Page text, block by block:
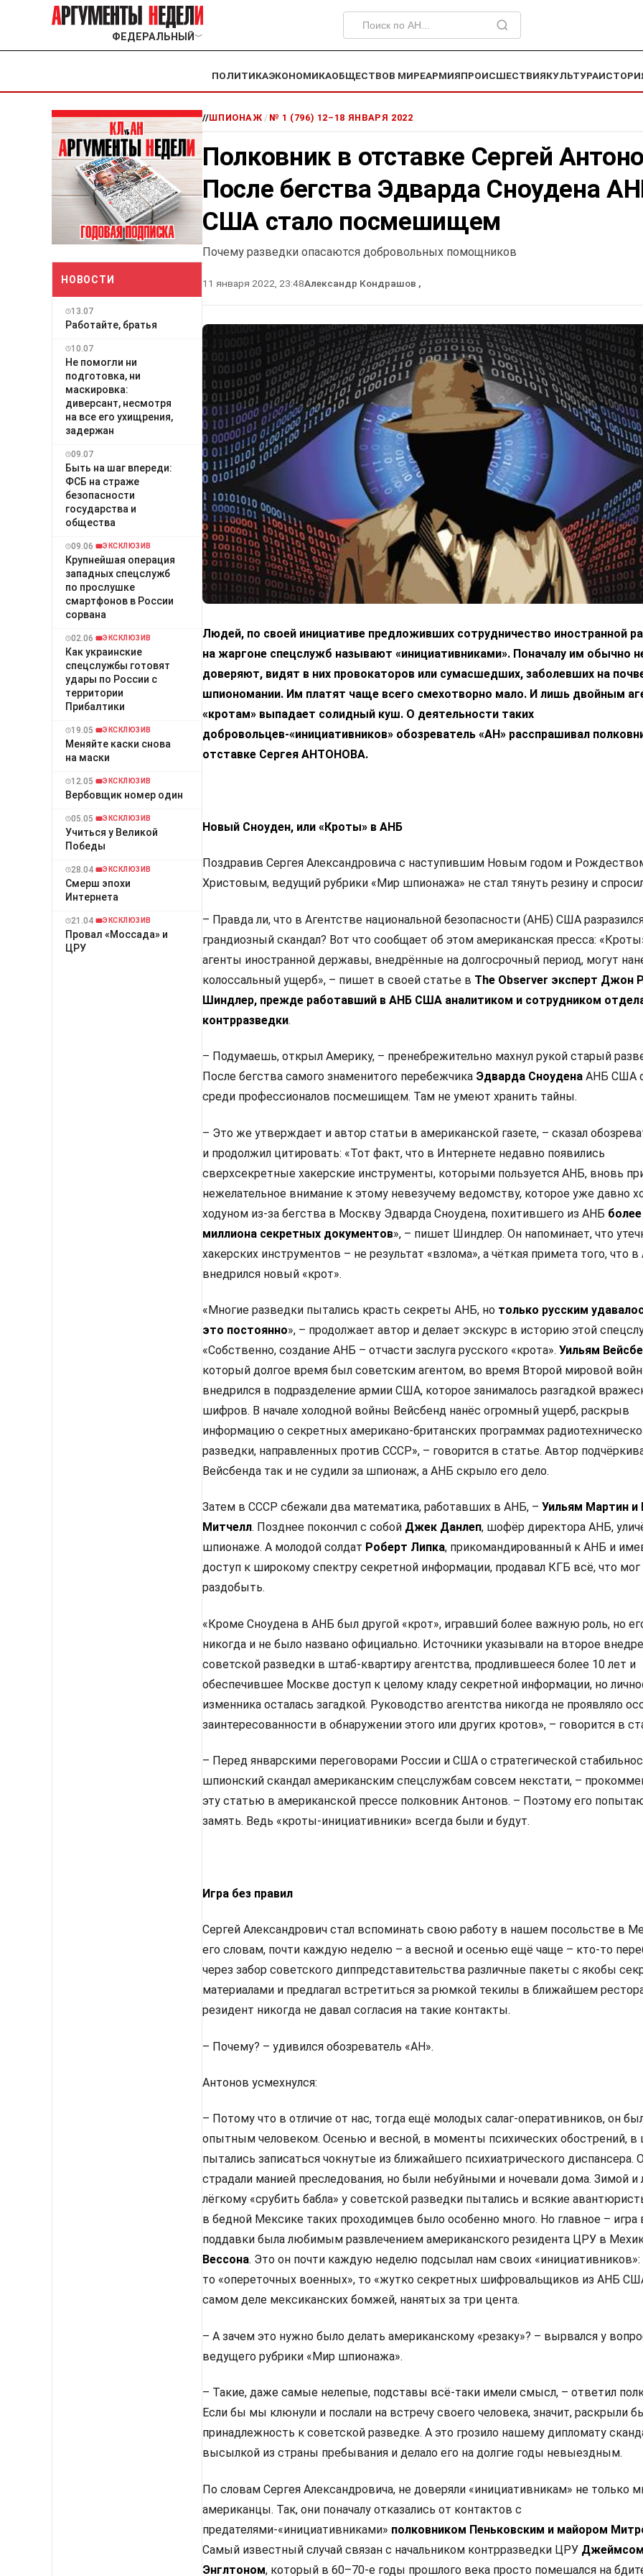
ФЕДЕРАЛЬНЫЙ ﹀
ПОЛИТИКАЭКОНОМИКАОБЩЕСТВОВ МИРЕАРМИЯПРОИСШЕСТВИЯКУЛЬТУРА
НОВОСТИ
13.07
Работайте, братья
10.07
Не помогли ни
подготовка, ни
маскировка:
диверсант, несмотря
на все его ухищрения,
задержан
09.07
Быть на шаг впереди:
ФСБ на страже
безопасности
государства и
общества
09.06 ЭКСКЛЮЗИВ
Крупнейшая операция
западных спецслужб
по прослушке
смартфонов в России
сорвана
02.06 ЭКСКЛЮЗИВ
Как украинские
спецслужбы готовят
удары по России с
территории
Прибалтики
19.05 ЭКСКЛЮЗИВ
Меняйте каски снова
на маски
12.05 ЭКСКЛЮЗИВ
Вербовщик номер один
05.05 ЭКСКЛЮЗИВ
Учиться у Великой
Победы
28.04 ЭКСКЛЮЗИВ
Смерш эпохи
Интернета
21.04 ЭКСКЛЮЗИВ
Провал «Моссада» и
ЦРУ
//ШПИОНАЖ / № 1 (796) 12–18 ЯНВАРЯ 2022
Полковник в отставке Сергей
После бегства Эдварда Сноудена
США стало посмешищем
Почему разведки опасаются добровольных помощников
11 января 2022, 23:48Александр Кондрашов ,
Людей, по своей инициативе предложивших сотрудничество иностранной
на жаргоне спецслужб называют «инициативниками». Поначалу им обычно
доверяют, видят в них провокаторов или сумасшедших, заболевших на
шпиономании. Им платят чаще всего смехотворно мало. И лишь двойным
«кротам» выпадает солидный куш. О деятельности таких
добровольцев-«инициативников» обозреватель «АН» расспрашивал
отставке Сергея АНТОНОВА.
Новый Сноуден, или «Кроты» в АНБ
Поздравив Сергея Александровича с наступившим Новым годом и
Христовым, ведущий рубрики «Мир шпионажа» не стал тянуть резину и
– Правда ли, что в Агентстве национальной безопасности (АНБ) США
грандиозный скандал? Вот что сообщает об этом американская пресса:
агенты иностранной державы, внедрённые на долгосрочный период, могут
колоссальный ущерб», – пишет в своей статье в The Observer эксперт Джон
Шиндлер, прежде работавший в АНБ США аналитиком и сотрудником
контрразведки.
– Подумаешь, открыл Америку, – пренебрежительно махнул рукой старый
После бегства самого знаменитого перебежчика Эдварда Сноудена АНБ США
среди профессионалов посмешищем. Там не умеют хранить тайны.
– Это же утверждает и автор статьи в американской газете, – сказал
и продолжил цитировать: «Тот факт, что в Интернете недавно появились
сверхсекретные хакерские инструменты, которыми пользуется АНБ, вновь
нежелательное внимание к этому невезучему ведомству, которое уже давно
ходуном из-за бегства в Москву Эдварда Сноудена, похитившего из АНБ более
миллиона секретных документов», – пишет Шиндлер. Он напоминает, что
хакерских инструментов – не результат «взлома», а чёткая примета того, что
внедрился новый «крот».
«Многие разведки пытались красть секреты АНБ, но только русским
это постоянно», – продолжает автор и делает экскурс в историю этой
«Собственно, создание АНБ – отчасти заслуга русского «крота». Уильям
который долгое время был советским агентом, во время Второй мировой
внедрился в подразделение армии США, которое занималось разгадкой
шифров. В начале холодной войны Вейсбенд нанёс огромный ущерб, раскрыв
информацию о секретных американо-британских программах
разведки, направленных против СССР», – говорится в статье. Автор
Вейсбенда так и не судили за шпионаж, а АНБ скрыло его дело.
Затем в СССР сбежали два математика, работавших в АНБ, – Уильям Мартин и
Митчелл. Позднее покончил с собой Джек Данлеп, шофёр директора АНБ,
шпионаже. А молодой солдат Роберт Липка, прикомандированный к АНБ и
доступ к широкому спектру секретной информации, продавал КГБ всё, что мог
раздобыть.
«Кроме Сноудена в АНБ был другой «крот», игравший более важную роль, но
никогда и не было названо официально. Источники указывали на второе
советской разведки в штаб-квартиру агентства, продлившееся более 10 лет и
обеспечившее Москве доступ к целому кладу секретной информации, но
изменника осталась загадкой. Руководство агентства никогда не проявляло
заинтересованности в обнаружении этого или других кротов», – говорится в
– Перед январскими переговорами России и США о стратегической
шпионский скандал американским спецслужбам совсем некстати, –
эту статью в американской прессе полковник Антонов. – Поэтому его
замять. Ведь «кроты-инициативники» всегда были и будут.
Игра без правил
Сергей Александрович стал вспоминать свою работу в нашем посольстве в
его словам, почти каждую неделю – а весной и осенью ещё чаще – кто-то
через забор советского диппредставительства различные пакеты с якобы
материалами и предлагал встретиться за рюмкой текилы в ближайшем
резидент никогда не давал согласия на такие контакты.
– Почему? – удивился обозреватель «АН».
Антонов усмехнулся:
– Потому что в отличие от нас, тогда ещё молодых салаг-оперативников, он
опытным человеком. Осенью и весной, в моменты психических обострений,
пытались записаться чокнутые из ближайшего психиатрического диспансера.
страдали манией преследования, но были небуйными и ночевали дома. Зимой и
лёгкому «срубить бабла» у советской разведки пытались и всякие
в бедной Мексике таких проходимцев было особенно много. Но главное – игра
поддавки была любимым развлечением американского резидента ЦРУ в
Вессона. Это он почти каждую неделю подсылал нам своих «инициативников»:
то «опереточных военных», то «жутко секретных шифровальщиков из АНБ
самом деле мексиканских бомжей, нанятых за три цента.
– А зачем это нужно было делать американскому «резаку»? – вырвался у
ведущего рубрики «Мир шпионажа».
– Такие, даже самые нелепые, подставы всё-таки имели смысл, – ответил
Если бы мы клюнули и послали на встречу своего человека, значит, раскрыли
принадлежность к советской разведке. А это грозило нашему дипломату
высылкой из страны пребывания и делало его на долгие годы невыездным.
По словам Сергея Александровича, не доверяли «инициативникам» не только
американцы. Так, они поначалу отказались от контактов с
предателями-«инициативниками» полковником Пеньковским и майором
Самый известный случай связан с начальником контрразведки ЦРУ Джеймсом
Энглтоном, который в 60–70-е годы прошлого века просто помешался на